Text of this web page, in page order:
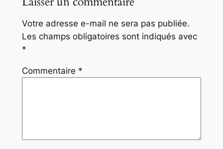
Votre adresse e-mail ne sera pas publiée.
Les champs obligatoires sont indiqués avec
*
Commentaire *